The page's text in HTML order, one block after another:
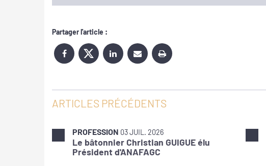
Partager l'article :
ARTICLES PRÉCÉDENTS
PROFESSION 03 JUIL. 2026
Le bâtonnier Christian GUIGUE élu
Président d'ANAFAGC